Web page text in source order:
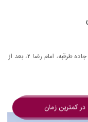
مشهد، انتهای بلوار وکیل آباد، ابتدای جاده طرقبه، امام رضا ۲، بعد از
کمترین زمان